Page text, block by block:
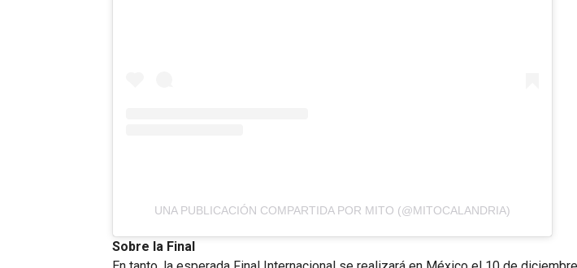
UNA PUBLICACIÓN COMPARTIDA POR MITO (@MITOCALANDRIA)
Sobre la Final